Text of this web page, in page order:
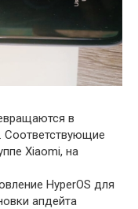
в
Соответствующие
Xiaomi, на
HyperOS для
апдейта